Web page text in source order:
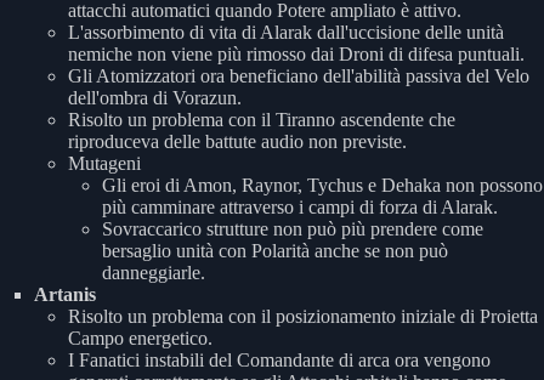
attacchi automatici quando Potere ampliato è attivo.
L'assorbimento di vita di Alarak dall'uccisione delle unità
nemiche non viene più rimosso dai Droni di difesa puntuali.
Gli Atomizzatori ora beneficiano dell'abilità passiva del Velo
dell'ombra di Vorazun.
Risolto un problema con il Tiranno ascendente che
riproduceva delle battute audio non previste.
Mutageni
Gli eroi di Amon, Raynor, Tychus e Dehaka non possono
più camminare attraverso i campi di forza di Alarak.
Sovraccarico strutture non può più prendere come
bersaglio unità con Polarità anche se non può
danneggiarle.
Artanis
Risolto un problema con il posizionamento iniziale di Proietta
Campo energetico.
I Fanatici instabili del Comandante di arca ora vengono